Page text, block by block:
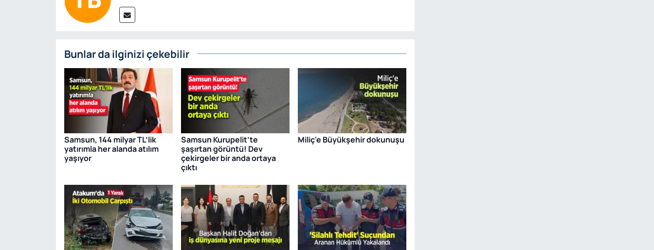
Bunlar da ilginizi çekebilir
Samsun, 144 milyar TL’lik
yatırımla her alanda atılım
yaşıyor
Samsun Kurupelit’te
şaşırtan görüntü! Dev
çekirgeler bir anda ortaya
çıktı
Miliç'e Büyükşehir dokunuşu